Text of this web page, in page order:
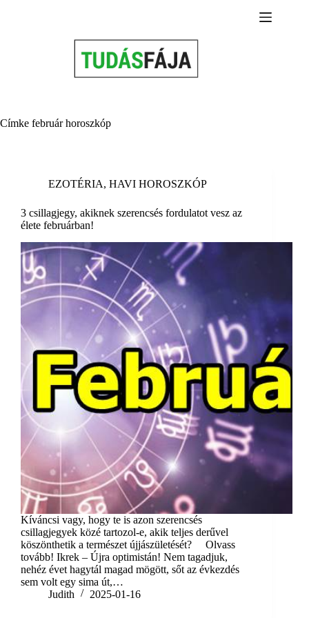
Címke február horoszkóp
EZOTÉRIA, HAVI HOROSZKÓP
3 csillagjegy, akiknek szerencsés fordulatot vesz az
élete februárban!
Kíváncsi vagy, hogy te is azon szerencsés
csillagjegyek közé tartozol-e, akik teljes derűvel
köszönthetik a természet újjászületését? Olvass
tovább! Ikrek – Újra optimistán! Nem tagadjuk,
nehéz évet hagytál magad mögött, sőt az évkezdés
sem volt egy sima út,…
Judith
2025-01-16